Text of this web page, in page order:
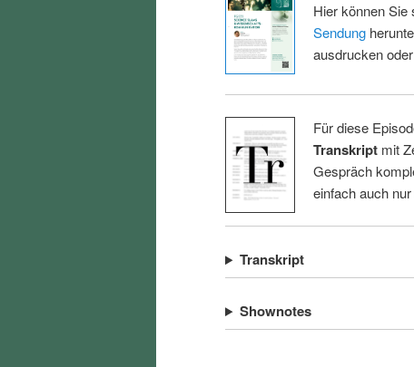
Hier können Sie
Sendung
ausdrucken
Für diese
Transkriptmit
Gespräch
einfach auch
Transkript
Shownotes